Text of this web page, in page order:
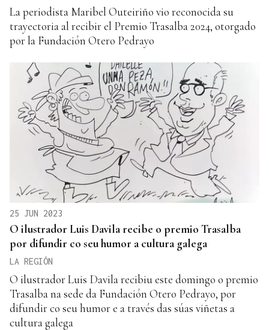
La periodista Maribel Outeiriño vio reconocida su
trayectoria al recibir el Premio Trasalba 2024, otorgado
por la Fundación Otero Pedrayo
25 JUN 2023
O ilustrador Luis Davila recibe o premio Trasalba
por difundir co seu humor a cultura galega
LA REGIÓN
O ilustrador Luis Davila recibiu este domingo o premio
Trasalba na sede da Fundación Otero Pedrayo, por
difundir co seu humor e a través das súas viñetas a
cultura galega